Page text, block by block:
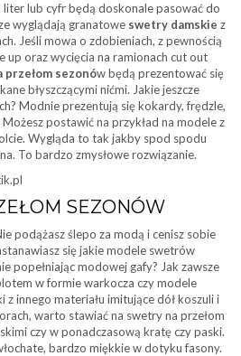
lub cyfr będą doskonale pasować do
wyglądają granatowe swetry damskie z
Jeśli mowa o zdobieniach, z pewnością
up oraz wycięcia na ramionach cut out
przełom sezonów będą prezentować się
błyszczącymi nićmi. Jakie jeszcze
Modnie prezentują się kokardy, frędzle,
Możesz postawić na przykład na modele z
Wygląda to tak jakby spod spodu
To bardzo zmysłowe rozwiązanie.
SEZONÓW
podążasz ślepo za modą i cenisz sobie
się jakie modele swetrów
popełniając modowej gafy? Jak zawsze
w formie warkocza czy modele
z innego materiału imitujące dół koszuli i
warto stawiać na swetry na przełom
czy w ponadczasową kratę czy paski.
bardzo miękkie w dotyku fasony.